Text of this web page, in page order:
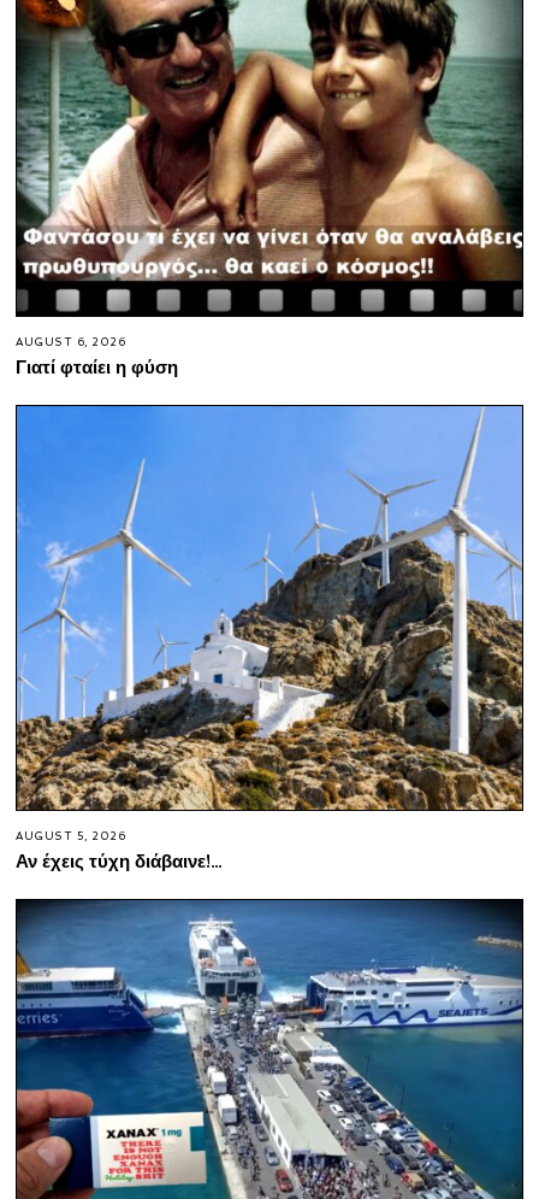
AUGUST 6, 2026
Γιατί φταίει η φύση
AUGUST 5, 2026
Αν έχεις τύχη διάβαινε!…